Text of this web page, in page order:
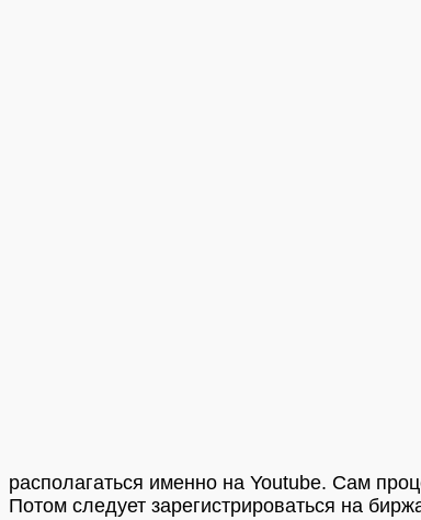
располагаться именно на Youtube. Сам
Потом следует зарегистрироваться на